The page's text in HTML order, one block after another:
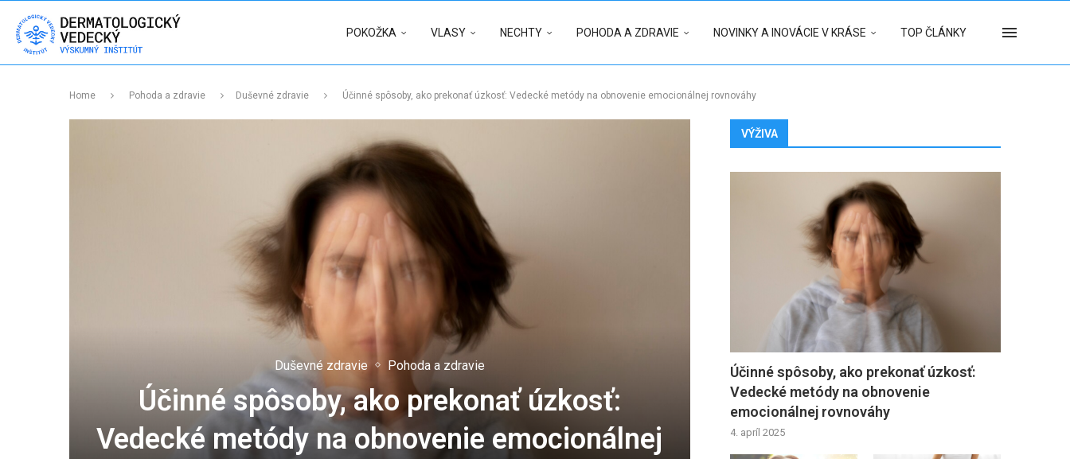
POKOŽKA VLASY NECHTY POHODA A ZDRAVIE NOVINKY A INOVÁCIE V KRÁSE TOP ČLÁNKY
Home Pohoda a zdravie Duševné zdravie Účinné spôsoby, ako prekonať úzkosť: Vedecké metódy na obnovenie emocionálnej rovnováhy
Duševné zdravie Pohoda a zdravie
Účinné spôsoby, ako prekonať úzkosť:
Vedecké metódy na obnovenie emocionálnej
VÝŽIVA
Účinné spôsoby, ako prekonať úzkosť:
Vedecké metódy na obnovenie
emocionálnej rovnováhy
4. apríl 2025